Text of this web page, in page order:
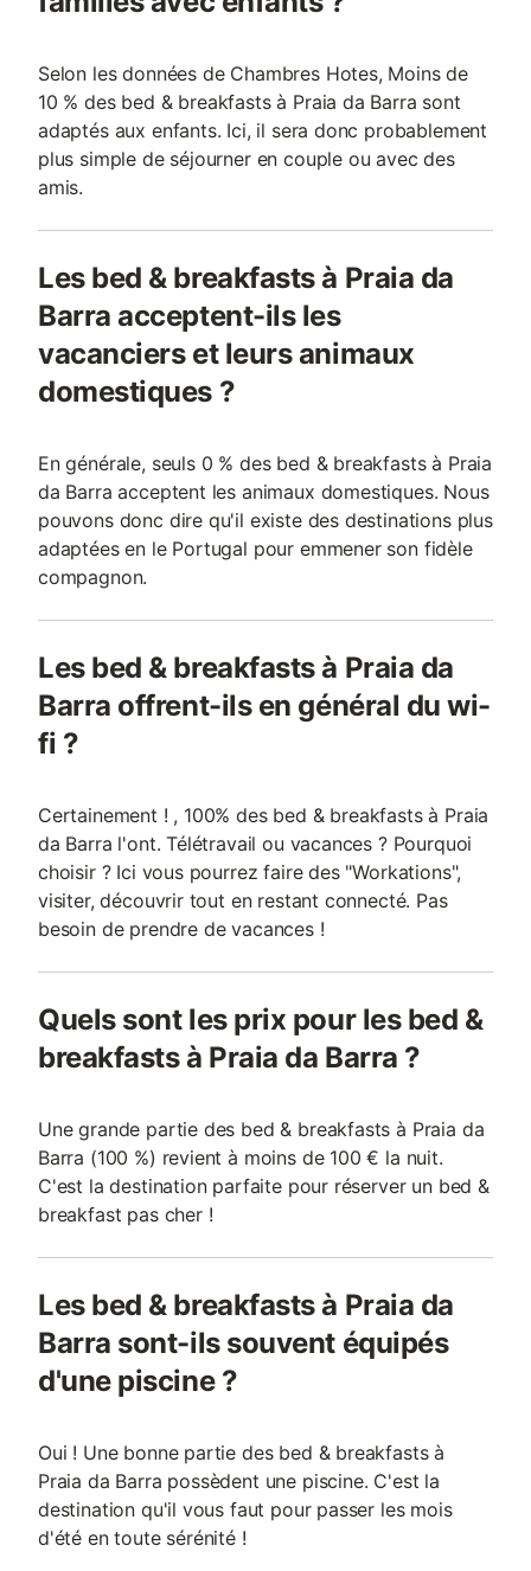
Selon les données de Chambres Hotes, Moins de
10 % des bed & breakfasts à Praia da Barra sont
adaptés aux enfants. Ici, il sera donc probablement
plus simple de séjourner en couple ou avec des
amis.
Les bed & breakfasts à Praia da
Barra acceptent-ils les
vacanciers et leurs animaux
domestiques ?
En générale, seuls 0 % des bed & breakfasts à Praia
da Barra acceptent les animaux domestiques. Nous
pouvons donc dire qu'il existe des destinations plus
adaptées en le Portugal pour emmener son fidèle
compagnon.
Les bed & breakfasts à Praia da
Barra offrent-ils en général du wi-
fi ?
Certainement ! , 100% des bed & breakfasts à Praia
da Barra l'ont. Télétravail ou vacances ? Pourquoi
choisir ? Ici vous pourrez faire des "Workations",
visiter, découvrir tout en restant connecté. Pas
besoin de prendre de vacances !
Quels sont les prix pour les bed &
breakfasts à Praia da Barra ?
Une grande partie des bed & breakfasts à Praia da
Barra (100 %) revient à moins de 100 € la nuit.
C'est la destination parfaite pour réserver un bed &
breakfast pas cher !
Les bed & breakfasts à Praia da
Barra sont-ils souvent équipés
d'une piscine ?
Oui ! Une bonne partie des bed & breakfasts à
Praia da Barra possèdent une piscine. C'est la
destination qu'il vous faut pour passer les mois
d'été en toute sérénité !